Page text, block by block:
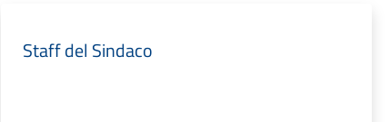
Staff del Sindaco